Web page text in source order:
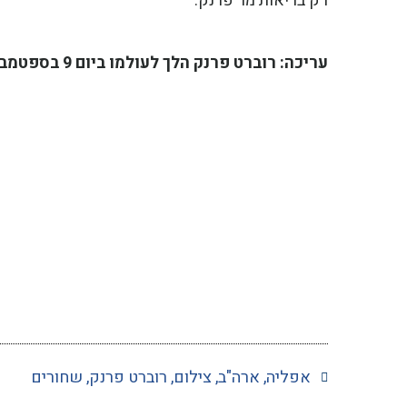
עריכה: רוברט פרנק הלך לעולמו ביום 9 בספטמבר 2019, בדיוק חודשיים לפני יום הולדתו ה-95.
אפליה,ארה"ב,צילום,רוברט פרנק,שחורים